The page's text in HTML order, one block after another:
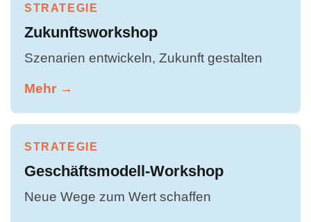
STRATEGIE
Zukunftsworkshop
Szenarien entwickeln, Zukunft gestalten
Mehr →
STRATEGIE
Geschäftsmodell-Workshop
Neue Wege zum Wert schaffen